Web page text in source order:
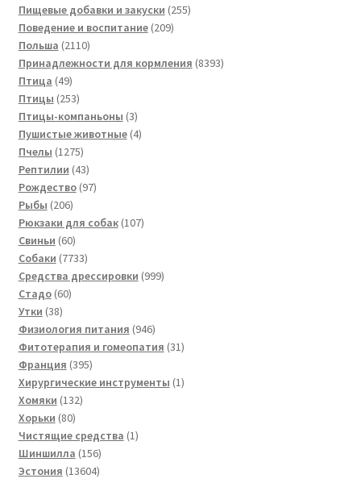
товаров
Пищевые добавки и закуски 255255
Поведение и воспитание 209209
Польша 21102110
товаров
Принадлежности для кормления 83938393
Птица 4949
товаров
Птицы 253253
товара
Птицы-компаньоны 33
товара
Пушистые животные 44
Пчелы 12751275
товаров
Рептилии 4343
товара
Рождество 9797
Рыбы 206206
товаров
Рюкзаки для собак 107107
Свиньи 6060
товаров
Собаки 77337733
товара
Средства дрессировки 999999
Стадо 6060
Утки 3838
товаров
Физиология питания 946946
товаров
Фитотерапия и гомеопатия 3131
Франция 395395
товаров
Хирургические инструменты 11
Хомяки 132132
Хорьки 8080
товаров
Чистящие средства 11
Шиншилла 156156
товаров
Эстония 1360413604